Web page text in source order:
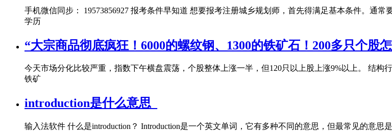
手机微信同步： 19573856927 报考条件早知道 想要报考注册城乡规划师，首先得满足基本条件。通
学历
“大宗商品彻底疯狂！6000的螺纹钢、1300的铁矿石！200多只个股
今天市场分化比较严重，指数下午横盘震荡，个股整体上涨一半，但120只以上股上涨9%以上。 结
铁矿
introduction是什么意思_
输入法软件 什么是introduction？ Introduction是一个英文单词，它有多种不同的意思，但最常见的意